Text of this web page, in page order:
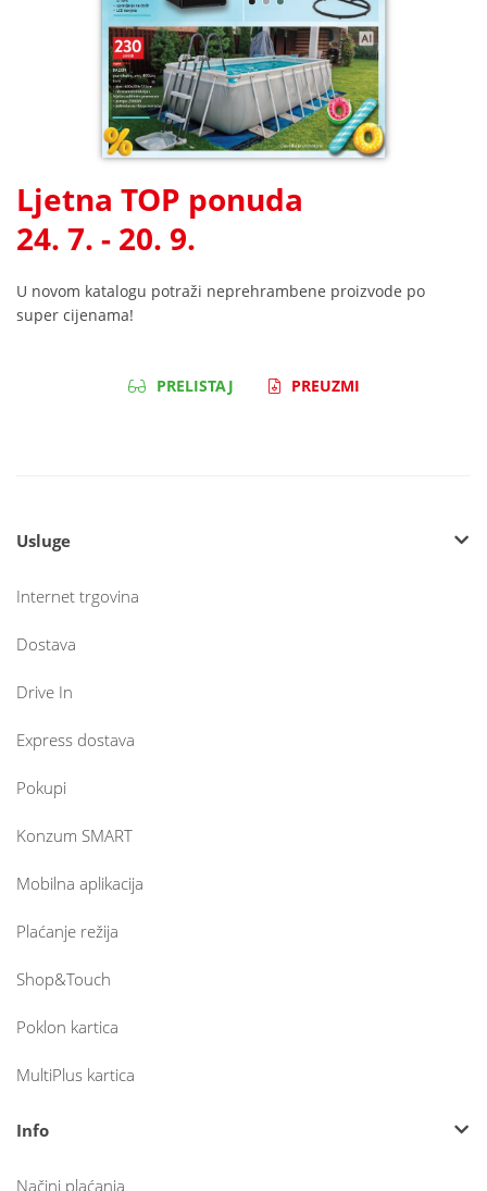
Ljetna TOP ponuda
24. 7. - 20. 9.
U novom katalogu potraži neprehrambene proizvode po
super cijenama!
PRELISTAJ PREUZMI
Usluge
Internet trgovina
Dostava
Drive In
Express dostava
Pokupi
Konzum SMART
Mobilna aplikacija
Plaćanje režija
Shop&Touch
Poklon kartica
MultiPlus kartica
Info
Načini plaćanja